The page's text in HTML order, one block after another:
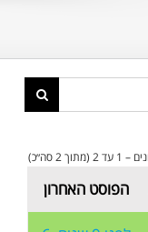
הפוסט האחרון